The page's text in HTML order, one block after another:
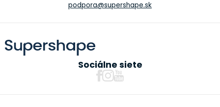
podpora@supershape.sk
Sociálne siete